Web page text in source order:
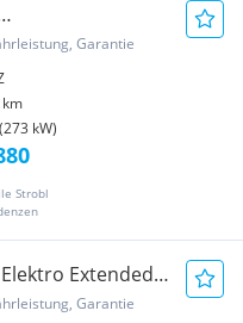
Garantie
km
kW)
Strobl
Extended
Garantie